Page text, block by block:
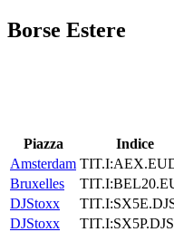
Borse Estere
Piazza Indice
Amsterdam
Bruxelles
DJStoxx
DJStoxx
TIT.I:SX5P.DJS